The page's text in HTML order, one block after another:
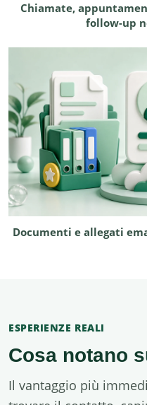
Chiamate,
follow-up
Documenti e allegati
ESPERIENZE REALI
Cosa notano
Il vantaggio più